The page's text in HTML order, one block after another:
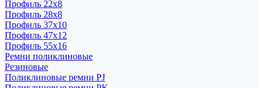
Профиль 22x8
Профиль 28x8
Профиль 37x10
Профиль 47x12
Профиль 55x16
Ремни поликлиновые
Резиновые
Поликлиновые ремни PJ